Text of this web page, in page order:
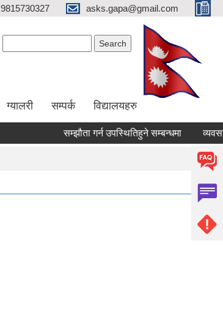
9815730327 asks.gapa@gmail.com
ग्यालरी सम्पर्क विद्यालयहरु
सम्झौता गर्न उपस्थितिहुने सम्बन्धमा